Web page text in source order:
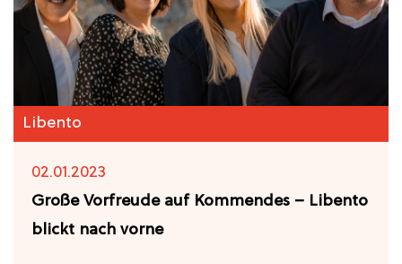
Libento
02.01.2023
Große Vorfreude auf Kommendes – Libento
blickt nach vorne